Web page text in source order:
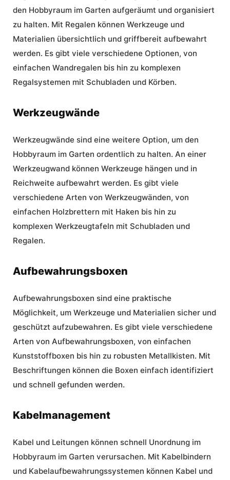
den Hobbyraum im Garten aufgeräumt und organisiert
zu halten. Mit Regalen können Werkzeuge und
Materialien übersichtlich und griffbereit aufbewahrt
werden. Es gibt viele verschiedene Optionen, von
einfachen Wandregalen bis hin zu komplexen
Regalsystemen mit Schubladen und Körben.
Werkzeugwände
Werkzeugwände sind eine weitere Option, um den
Hobbyraum im Garten ordentlich zu halten. An einer
Werkzeugwand können Werkzeuge hängen und in
Reichweite aufbewahrt werden. Es gibt viele
verschiedene Arten von Werkzeugwänden, von
einfachen Holzbrettern mit Haken bis hin zu
komplexen Werkzeugtafeln mit Schubladen und
Regalen.
Aufbewahrungsboxen
Aufbewahrungsboxen sind eine praktische
Möglichkeit, um Werkzeuge und Materialien sicher und
geschützt aufzubewahren. Es gibt viele verschiedene
Arten von Aufbewahrungsboxen, von einfachen
Kunststoffboxen bis hin zu robusten Metallkisten. Mit
Beschriftungen können die Boxen einfach identifiziert
und schnell gefunden werden.
Kabelmanagement
Kabel und Leitungen können schnell Unordnung im
Hobbyraum im Garten verursachen. Mit Kabelbindern
und Kabelaufbewahrungssystemen können Kabel und